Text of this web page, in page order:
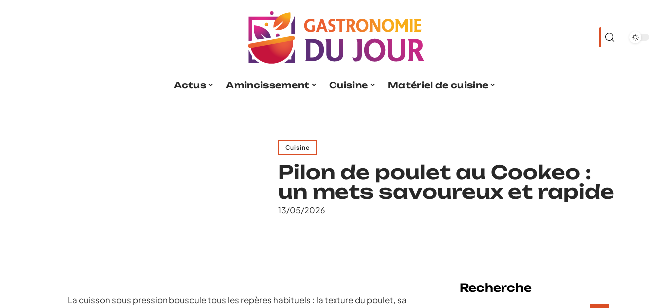
Actus Amincissement Cuisine Matériel de cuisine
Cuisine
Pilon de poulet au Cookeo :
un mets savoureux et rapide
13/05/2026
La cuisson sous pression bouscule tous les repères habituels : la texture du poulet, sa
Recherche